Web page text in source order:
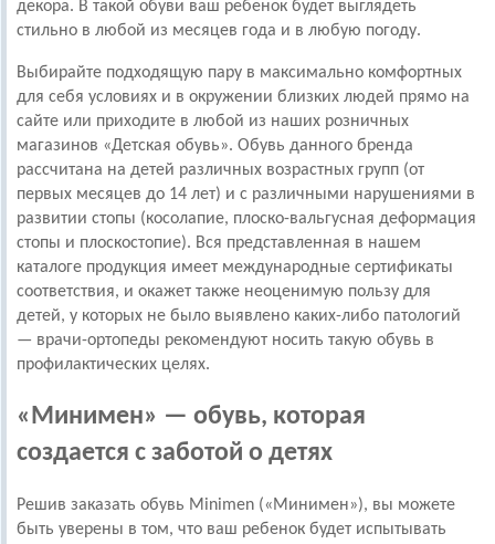
декора. В такой обуви ваш ребенок будет выглядеть
стильно в любой из месяцев года и в любую погоду.
Выбирайте подходящую пару в максимально комфортных
для себя условиях и в окружении близких людей прямо на
сайте или приходите в любой из наших розничных
магазинов «Детская обувь». Обувь данного бренда
рассчитана на детей различных возрастных групп (от
первых месяцев до 14 лет) и с различными нарушениями в
развитии стопы (косолапие, плоско-вальгусная деформация
стопы и плоскостопие). Вся представленная в нашем
каталоге продукция имеет международные сертификаты
соответствия, и окажет также неоценимую пользу для
детей, у которых не было выявлено каких-либо патологий
— врачи-ортопеды рекомендуют носить такую обувь в
профилактических целях.
«Минимен» — обувь, которая
создается с заботой о детях
Решив заказать обувь Minimen («Минимен»), вы можете
быть уверены в том, что ваш ребенок будет испытывать